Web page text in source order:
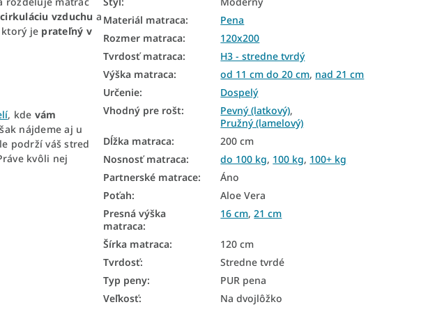
vzduchu a
ktorý je prateľný v
, kde vám
nájdeme aj u
podrží váš stred
kvôli nej
Materiál matraca:
Pena
Rozmer matraca:
120x200
Tvrdosť matraca:
H3 - stredne tvrdý
Výška matraca: od 11 cm do 20 cm, nad 21 cm
Určenie:
Dospelý
Vhodný pre rošt: Pevný (latkový),
Pružný (lamelový)
Dĺžka matraca:
200 cm
Nosnosť matraca: do 100 kg, 100 kg, 100+ kg
Partnerské matrace:
Áno
Poťah:
Aloe Vera
Presná výška
matraca:
16 cm,21 cm
Šírka matraca:
120 cm
Tvrdosť:
Stredne tvrdé
Typ peny:
PUR pena
Veľkosť: Na dvojlôžko